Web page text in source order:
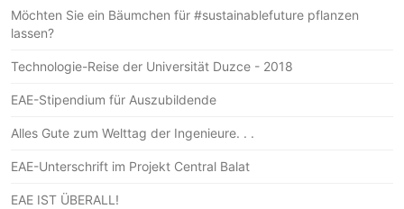
Möchten Sie ein Bäumchen für #sustainablefuture pflanzen
lassen?
Technologie-Reise der Universität Duzce - 2018
EAE-Stipendium für Auszubildende
Alles Gute zum Welttag der Ingenieure. . .
EAE-Unterschrift im Projekt Central Balat
EAE IST ÜBERALL!